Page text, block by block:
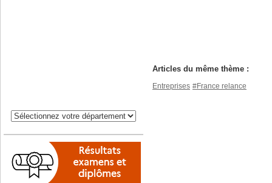
Articles du même thème :
Entreprises #France relance